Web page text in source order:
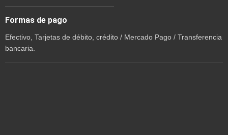
Formas de pago
Efectivo, Tarjetas de débito, crédito / Mercado Pago / Transferencia
bancaria.